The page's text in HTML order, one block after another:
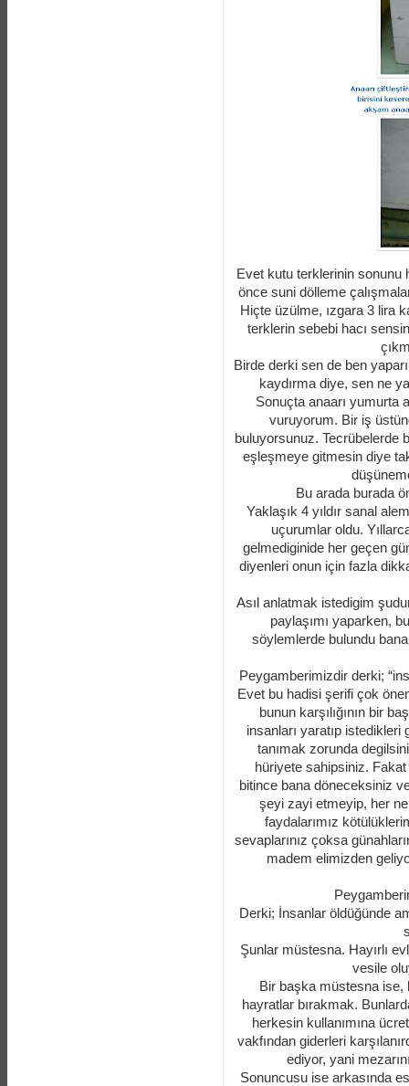
Evet kutu terklerinin sonunu
önce suni dölleme
Hiçte üzülme, ızgara 3 lira
terklerin sebebi hacı
Birde derki sen de ben
kaydırma diye, sen ne
Sonuçta anaarı yumurta
vuruyorum. Bir iş
buluyorsunuz. Tecrübelerde
eşleşmeye gitmesin diye
Bu arada burada
Yaklaşık 4 yıldır sanal
uçurumlar oldu.
gelmediginide her geçen
diyenleri onun için fazla
Asıl anlatmak istedigim
paylaşımı yaparken,
söylemlerde bulundu
Peygamberimizdir derki;
Evet bu hadisi şerifi çok
bunun karşılığının bir
insanları yaratıp istedikleri
tanımak zorunda
hüriyete sahipsiniz.
bitince bana döneceksiniz
şeyi zayi etmeyip, her
faydalarımız
sevaplarınız çoksa
madem elimizden
Derki; İnsanlar öldüğünde
Şunlar müstesna. Hayırlı
vesile
Bir başka müstesna ise,
hayratlar bırakmak.
herkesin kullanımına
vakfından giderleri
ediyor, yani
Sonuncusu ise arkasında